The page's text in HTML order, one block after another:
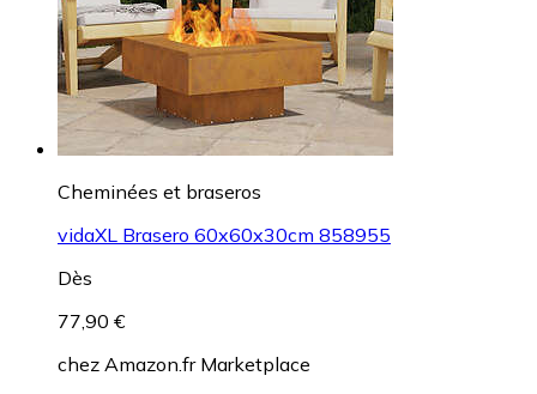
Cheminées et braseros
vidaXL Brasero 60x60x30cm 858955
Dès
77,90 €
chez Amazon.fr Marketplace